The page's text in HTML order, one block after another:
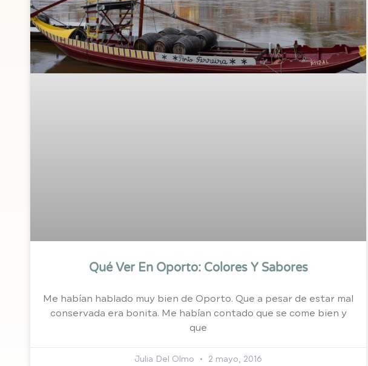
Qué Ver En Oporto: Colores Y Sabores
Me habían hablado muy bien de Oporto. Que a pesar de estar mal
conservada era bonita. Me habían contado que se come bien y
que
Julia Del Olmo 2 mayo, 2016